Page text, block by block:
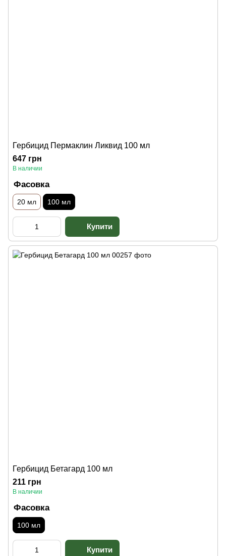
Гербицид Пермаклин Ликвид 100 мл
647 грн
В наличии
Фасовка
20 мл 100 мл
Гербицид Бетагард 100 мл
211 грн
В наличии
Фасовка
100 мл